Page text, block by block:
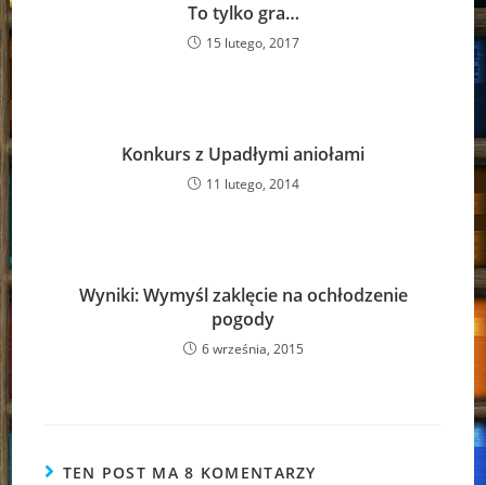
To tylko gra…
15 lutego, 2017
Konkurs z Upadłymi aniołami
11 lutego, 2014
Wyniki: Wymyśl zaklęcie na ochłodzenie
pogody
6 września, 2015
TEN POST MA 8 KOMENTARZY